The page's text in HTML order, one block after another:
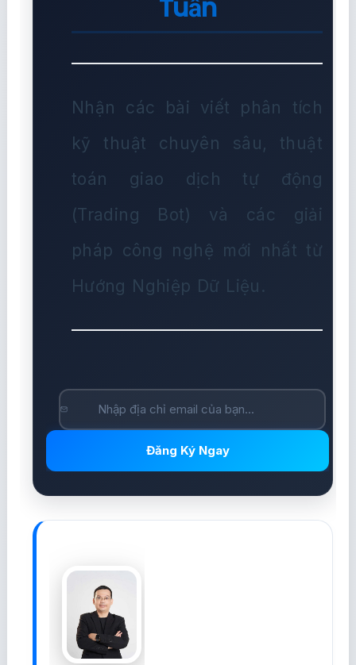
Tuần
Nhận các bài viết phân tích
kỹ thuật chuyên sâu, thuật
toán giao dịch tự động
(Trading Bot) và các giải
pháp công nghệ mới nhất từ
Hướng Nghiệp Dữ Liệu.
Đăng Ký Ngay